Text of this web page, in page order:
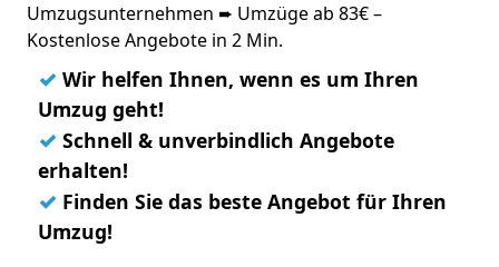
Umzugsunternehmen ➨ Umzüge ab 83€ –
Kostenlose Angebote in 2 Min.
✓ Wir helfen Ihnen, wenn es um Ihren
Umzug geht!
✓ Schnell & unverbindlich Angebote
erhalten!
✓ Finden Sie das beste Angebot für Ihren
Umzug!